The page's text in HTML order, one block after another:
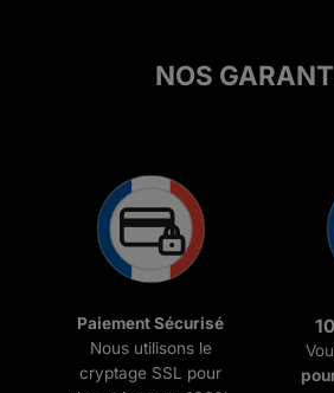
NOS
Paiement Sécurisé
Nous utilisons le
cryptage SSL pour